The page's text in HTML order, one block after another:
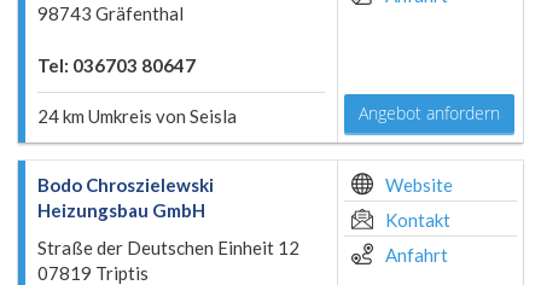
98743 Gräfenthal
Tel: 036703 80647
24 km Umkreis von Seisla Angebot anfordern
Bodo Chroszielewski
Heizungsbau GmbH
Straße der Deutschen Einheit 12
07819 Triptis
Website
Kontakt
Anfahrt